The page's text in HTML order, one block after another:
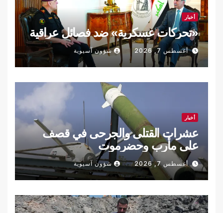
أخبار
«تحركات عسكرية» ضد فصائل عراقية
أغسطس 7, 2026 شؤون آسيوية
أخبار
عشرات القتلى والجرحى في قصف
على مأرب وحضرموت
أغسطس 7, 2026 شؤون آسيوية